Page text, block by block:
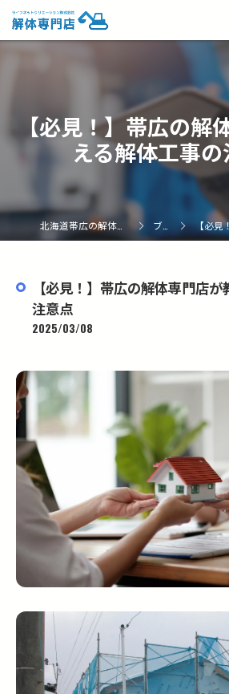
【必見！】帯広の解
える解体工事
北海道帯広の解体なら解体専門店 ブログ 【必見！】
【必見！】帯広の解体専門店
注意点
2025/03/08